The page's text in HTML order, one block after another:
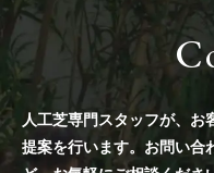
人工芝専門スタッフが、お
提案を行います。 お問い合